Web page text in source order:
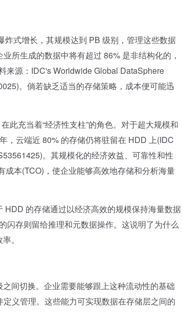
式增长，其规模达到 PB 级别，管理这些数据
所生成的数据中将有超过 86% 是非结构化的，
来源：IDC's Worldwide Global DataSphere
。倘若缺乏适当的存储策略，成本便可能迅
充当着“经济性支柱”的角色。对于超大规模和
，云端近 80% 的存储仍将驻留在 HDD 上(IDC
。其规模化的经济效益、可靠性和性
本(TCO)，使企业能够高效地存储和分析海量
的存储通过以经济高效的规模保持海量数据
闪存则留给推理和元数据操作。这说明了为什么
。
间切换。企业需要能够跟上这种流动性的基础
义管理。这些能力可实现数据在存储层之间的